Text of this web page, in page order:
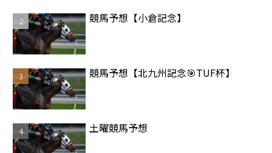
競馬予想【小倉記念】
競馬予想【北九州記念🎯TUF杯】
土曜競馬予想